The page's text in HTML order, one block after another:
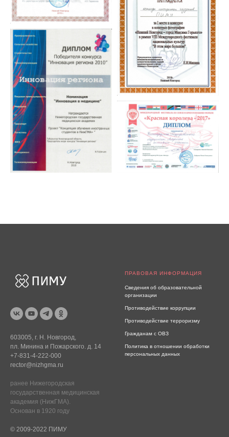
603005, г. Н. Новгород,
пл. Минина и Пожарского. д. 14
+7-831-4-222-000
rector@nizhgma.ru
ранее Нижегородская
государственная медицинская
академия (НижГМА).
Основан в 1920 году
© 2009-2022 ПИМУ
ПРАВОВАЯ ИНФОРМАЦИЯ
Сведения об образовательной
организации
Противодействие коррупции
Противодействие терроризму
Гражданам с ОВЗ
Политика в отношении обработки
персональных данных